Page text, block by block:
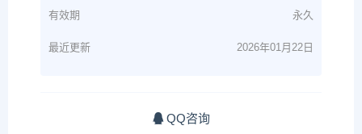
有效期 永久
最近更新 2026年01月22日
QQ咨询